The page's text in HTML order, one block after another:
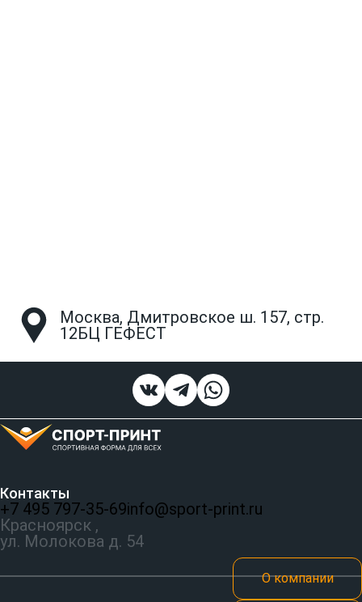
Москва, Дмитровское ш. 157, стр.
12БЦ ГЕФЕСТ
Контакты
+7 495 797‑35-69info@sport-print.ru
Красноярск ,
ул. Молокова д. 54
О компании